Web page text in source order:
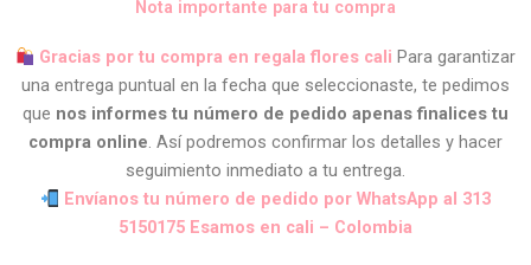
Nota importante para tu compra
Gracias por tu compra en regala flores caliPara garantizar
una entrega puntual en la fecha que seleccionaste, te pedimos
que nos informes tu número de pedido apenas finalices tu
compra online. Así podremos confirmar los detalles y hacer
seguimiento inmediato a tu entrega.
Envíanos tu número de pedido por WhatsApp al 313
5150175 Esamos en cali – Colombia